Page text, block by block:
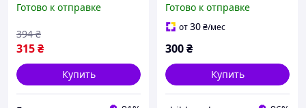
патриотической
stunning-products-for-life-
Готово к отправке
315₴
394 ₴
Купить
30927
Готово к отправке
от30₴/мес
300₴
Купить